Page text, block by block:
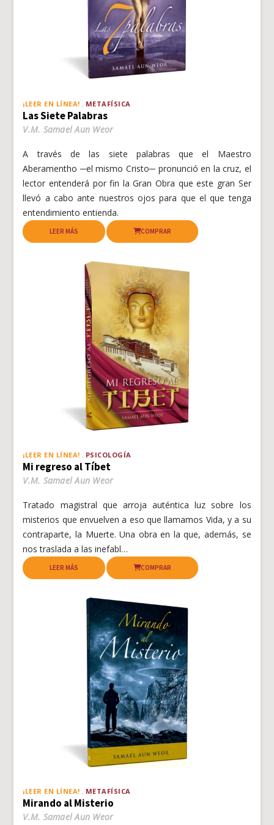
¡LEER EN LÍNEA! METAFÍSICA
Las Siete Palabras
V.M. Samael Aun Weor
A través de las siete palabras que el Maestro
Aberamentho ─el mismo Cristo─ pronunció en la cruz, el
lector entenderá por fin la Gran Obra que este gran Ser
llevó a cabo ante nuestros ojos para que el que tenga
entendimiento entienda.
LEER MÁS COMPRAR
¡LEER EN LÍNEA! PSICOLOGÍA
Mi regreso al Tíbet
V.M. Samael Aun Weor
Tratado magistral que arroja auténtica luz sobre los
misterios que envuelven a eso que llamamos Vida, y a su
contraparte, la Muerte. Una obra en la que, además, se
nos traslada a las inefabl…
LEER MÁS COMPRAR
¡LEER EN LÍNEA! METAFÍSICA
Mirando al Misterio
V.M. Samael Aun Weor